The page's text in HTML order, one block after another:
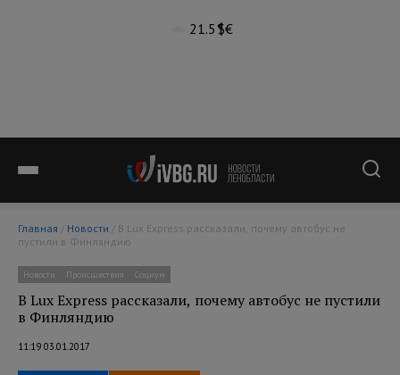
21.5°$€
Главная / Новости
пустили в Финляндию
Новости Происшествия Социум
В Lux Express рассказали, почему автобус не пустили
в Финляндию
11:19 03.01.2017